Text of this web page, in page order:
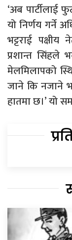
‘अब पार्टीलाई
यो निर्णय गर्ने
भट्टराई
प्रशान्त सिंहले
मेलमिलापको
जाने कि नजाने
हातमा छ।’ यो